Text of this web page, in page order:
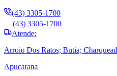
(43) 3305-1700
(43) 3305-1700
Atende:
Arroio Dos Ratos; Butia;
Apucarana